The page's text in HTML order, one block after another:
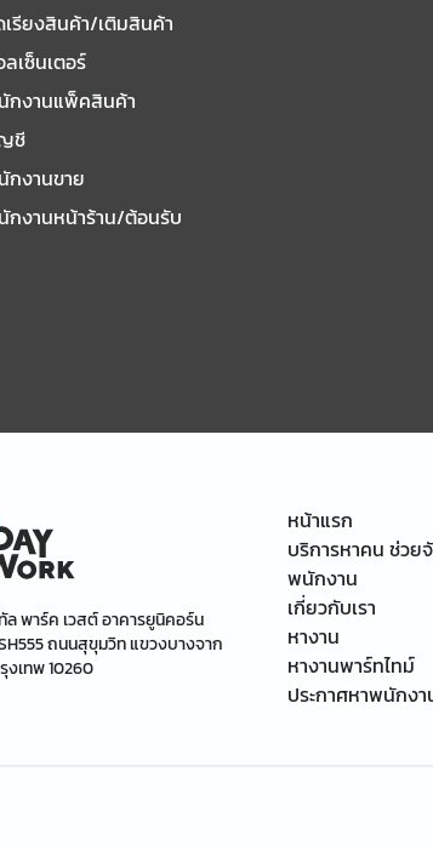
รียงสินค้า/เติมสินค้า
เซ็นเตอร์
กงานแพ็คสินค้า
ชี
กงานขาย
กงานหน้าร้าน/ต้อนรับ
ทัล พาร์ค เวสต์ อาคารยูนิคอร์น
ถนนสุขุมวิท แขวงบางจาก
งเทพ 10260
หน้าแรก
บริการหาคน ช่วย
พนักงาน
เกี่ยวกับเรา
หางาน
หางานพาร์ทไทม์
ประกาศหาพนักง